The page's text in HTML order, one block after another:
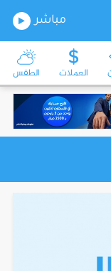
مباشر
العملات الطقس